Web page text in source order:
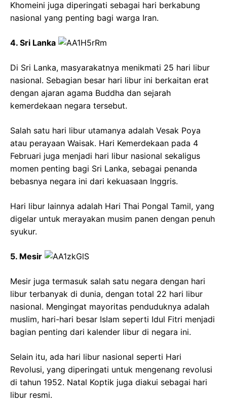
Khomeini juga diperingati sebagai hari berkabung
nasional yang penting bagi warga Iran.
4. Sri Lanka
Di Sri Lanka, masyarakatnya menikmati 25 hari libur
nasional. Sebagian besar hari libur ini berkaitan erat
dengan ajaran agama Buddha dan sejarah
kemerdekaan negara tersebut.
Salah satu hari libur utamanya adalah Vesak Poya
atau perayaan Waisak. Hari Kemerdekaan pada 4
Februari juga menjadi hari libur nasional sekaligus
momen penting bagi Sri Lanka, sebagai penanda
bebasnya negara ini dari kekuasaan Inggris.
Hari libur lainnya adalah Hari Thai Pongal Tamil, yang
digelar untuk merayakan musim panen dengan penuh
syukur.
5. Mesir
Mesir juga termasuk salah satu negara dengan hari
libur terbanyak di dunia, dengan total 22 hari libur
nasional. Mengingat mayoritas penduduknya adalah
muslim, hari-hari besar Islam seperti Idul Fitri menjadi
bagian penting dari kalender libur di negara ini.
Selain itu, ada hari libur nasional seperti Hari
Revolusi, yang diperingati untuk mengenang revolusi
di tahun 1952. Natal Koptik juga diakui sebagai hari
libur resmi.